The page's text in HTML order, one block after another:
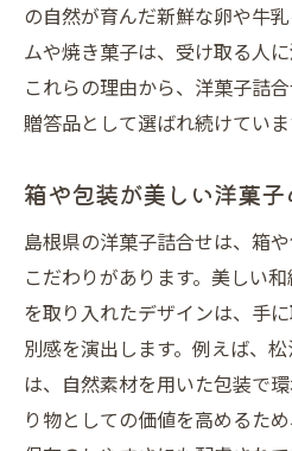
の自然が育んだ新鮮な卵や牛
ムや焼き菓子は、受け取る人に
これらの理由から、洋菓子詰
贈答品として選ばれ続けていま
箱や包装が美しい洋菓子
島根県の洋菓子詰合せは、箱
こだわりがあります。美しい
を取り入れたデザインは、手
別感を演出します。例えば、
は、自然素材を用いた包装で
り物としての価値を高めるた